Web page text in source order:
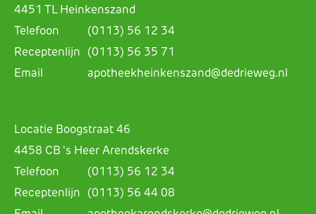
4451 TL Heinkenszand
Telefoon
(0113) 56 12 34
Receptenlijn
(0113) 56 35 71
Email
apotheekheinkenszand@dedrieweg.nl
Locatie Boogstraat 46
4458 CB 's Heer Arendskerke
Telefoon
(0113) 56 12 34
Receptenlijn
(0113) 56 44 08